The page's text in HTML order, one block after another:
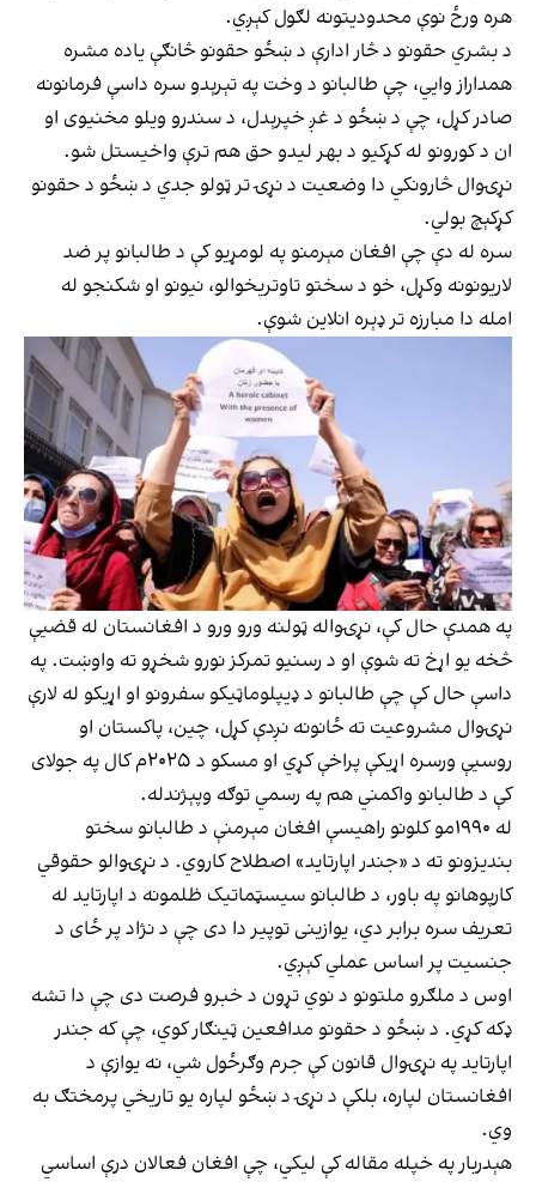
هره ورځ نوې محدودیتونه لګول کېږي.
د بشري حقونو د څار ادارې د ښځو حقونو څانګې یاده مشره
همداراز وایي، چې طالبانو د وخت په تېرېدو سره داسې فرمانونه
صادر کړل، چې د ښځو د غږ خپرېدل، د سندرو ویلو مخنیوی او
ان د کورونو له کړکیو د بهر لیدو حق هم ترې واخیستل شو.
نړۍوال څارونکي دا وضعیت د نړۍ تر ټولو جدي د ښځو د حقونو
کړکېچ بولي.
سره له دې چې افغان مېرمنو په لومړیو کې د طالبانو پر ضد
لاریونونه وکړل، خو د سختو تاوتریخوالو، نیونو او شکنجو له
امله دا مبارزه تر ډېره انلاین شوې.
په همدې حال کې، نړۍواله ټولنه ورو ورو د افغانستان له قضیې
څخه یو اړخ ته شوې او د رسنیو تمرکز نورو شخړو ته واوښت. په
داسې حال کې چې طالبانو د ډیپلوماټیکو سفرونو او اړیکو له لارې
نړۍوال مشروعیت ته ځانونه نږدې کړل، چین، پاکستان او
روسیې ورسره اړیکې پراخې کړي او مسکو د ۲۰۲۵م کال په جولای
کې د طالبانو واکمني هم په رسمي توګه وپېژندله.
له ۱۹۹۰مو کلونو راهیسې افغان مېرمنې د طالبانو سختو
بندیزونو ته د «جندر اپارتاید» اصطلاح کاروي. د نړۍوالو حقوقي
کارپوهانو په باور، د طالبانو سیسټماتیک ظلمونه د اپارتاید له
تعریف سره برابر دي، یوازینی توپیر دا دی چې د نژاد پر ځای د
جنسیت پر اساس عملي کېږي.
اوس د ملګرو ملتونو د نوي تړون د خبرو فرصت دی چې دا تشه
ډکه کړي. د ښځو د حقونو مدافعین ټینګار کوي، چې که جندر
اپارتاید په نړۍوال قانون کې جرم وګرځول شي، نه یوازې د
افغانستان لپاره، بلکې د نړۍ د ښځو لپاره یو تاریخي پرمختګ به
وي.
هېدربار په خپله مقاله کې لیکي، چې افغان فعالان درې اساسي